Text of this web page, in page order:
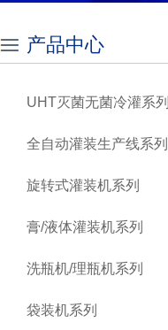
产品中心
UHT灭菌无菌冷灌系列
全自动灌装生产线系列
旋转式灌装机系列
膏/液体灌装机系列
洗瓶机/理瓶机系列
袋装机系列